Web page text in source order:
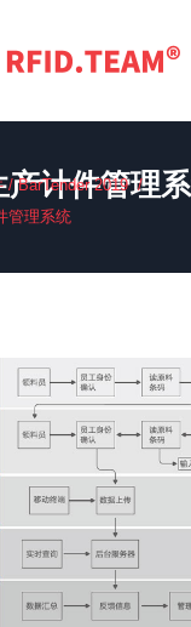
产计件管理
/BarTender 2019 /
管理系统